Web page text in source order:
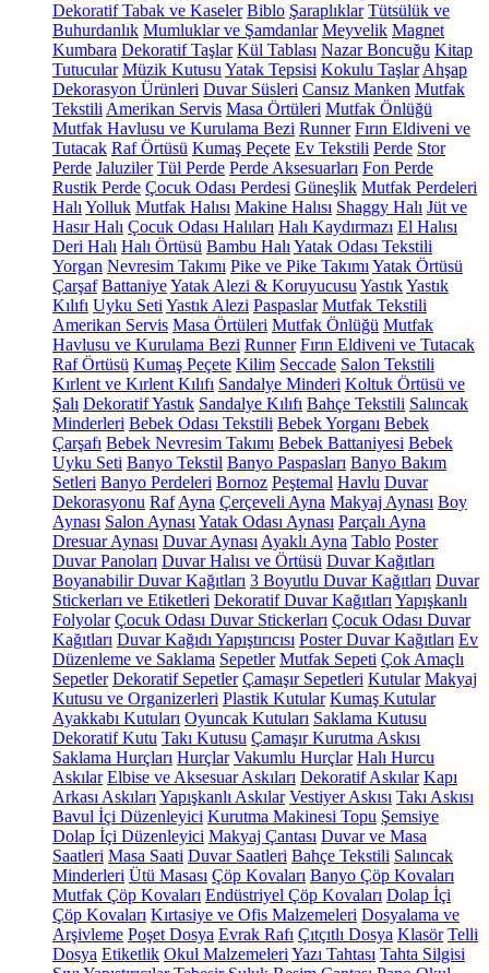
Dekoratif Tabak ve Kaseler Biblo Şaraplıklar Tütsülük ve
Buhurdanlık Mumluklar ve Şamdanlar Meyvelik Magnet
Kumbara Dekoratif Taşlar Kül Tablası Nazar Boncuğu Kitap
Tutucular Müzik Kutusu Yatak Tepsisi Kokulu Taşlar Ahşap
Dekorasyon Ürünleri Duvar Süsleri Cansız Manken Mutfak
Tekstili Amerikan Servis Masa Örtüleri Mutfak Önlüğü
Mutfak Havlusu ve Kurulama Bezi Runner Fırın Eldiveni ve
Tutacak Raf Örtüsü Kumaş Peçete Ev Tekstili Perde Stor
Perde Jaluziler Tül Perde Perde Aksesuarları Fon Perde
Rustik Perde Çocuk Odası Perdesi Güneşlik Mutfak Perdeleri
Halı Yolluk Mutfak Halısı Makine Halısı Shaggy Halı Jüt ve
Hasır Halı Çocuk Odası Halıları Halı Kaydırmazı El Halısı
Deri Halı Halı Örtüsü Bambu Halı Yatak Odası Tekstili
Yorgan Nevresim Takımı Pike ve Pike Takımı Yatak Örtüsü
Çarşaf BattaniyeYatak Alezi & Koruyucusu YastıkYastık
Kılıfı Uyku Seti Yastık Alezi Paspaslar Mutfak Tekstili
Amerikan Servis Masa Örtüleri Mutfak Önlüğü Mutfak
Havlusu ve Kurulama Bezi Runner Fırın Eldiveni ve Tutacak
Raf Örtüsü Kumaş Peçete Kilim Seccade Salon Tekstili
Kırlent ve Kırlent Kılıfı Sandalye Minderi Koltuk Örtüsü ve
Şalı Dekoratif Yastık Sandalye Kılıfı Bahçe Tekstili Salıncak
Minderleri Bebek Odası Tekstili Bebek Yorganı Bebek
Çarşafı Bebek Nevresim Takımı Bebek Battaniyesi Bebek
Uyku Seti Banyo Tekstil Banyo Paspasları Banyo Bakım
Setleri Banyo Perdeleri Bornoz Peştemal Havlu Duvar
Dekorasyonu Raf Ayna Çerçeveli Ayna Makyaj Aynası Boy
Aynası Salon Aynası Yatak Odası Aynası Parçalı Ayna
Dresuar Aynası Duvar Aynası Ayaklı Ayna Tablo Poster
Duvar Panoları Duvar Halısı ve Örtüsü Duvar Kağıtları
Boyanabilir Duvar Kağıtları 3 Boyutlu Duvar Kağıtları Duvar
Stickerları ve Etiketleri Dekoratif Duvar Kağıtları Yapışkanlı
Folyolar Çocuk Odası Duvar Stickerları Çocuk Odası Duvar
Kağıtları Duvar Kağıdı Yapıştırıcısı Poster Duvar Kağıtları Ev
Düzenleme ve Saklama Sepetler Mutfak Sepeti Çok Amaçlı
Sepetler Dekoratif Sepetler Çamaşır Sepetleri Kutular Makyaj
Kutusu ve Organizerleri Plastik Kutular Kumaş Kutular
Ayakkabı Kutuları Oyuncak Kutuları Saklama Kutusu
Dekoratif Kutu Takı Kutusu Çamaşır Kurutma Askısı
Saklama Hurçları Hurçlar Vakumlu Hurçlar Halı Hurcu
Askılar Elbise ve Aksesuar Askıları Dekoratif Askılar Kapı
Arkası Askıları Yapışkanlı Askılar Vestiyer Askısı Takı Askısı
Bavul İçi Düzenleyici Kurutma Makinesi Topu Şemsiye
Dolap İçi Düzenleyici Makyaj Çantası Duvar ve Masa
Saatleri Masa Saati Duvar Saatleri Bahçe Tekstili Salıncak
Minderleri Ütü Masası Çöp Kovaları Banyo Çöp Kovaları
Mutfak Çöp Kovaları Endüstriyel Çöp Kovaları Dolap İçi
Çöp Kovaları Kırtasiye ve Ofis Malzemeleri Dosyalama ve
Arşivleme Poşet Dosya Evrak Rafı Çıtçıtlı Dosya Klasör Telli
Dosya Etiketlik Okul Malzemeleri Yazı Tahtası Tahta Silgisi